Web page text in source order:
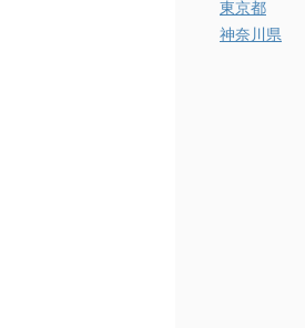
東京都
神奈川県